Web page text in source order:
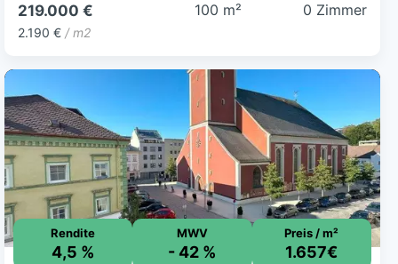
219.000 €
2.190 € / m2
100 m² 0 Zimmer
Rendite
4,5 %
MWV
- 42 %
Preis / m²
1.657€